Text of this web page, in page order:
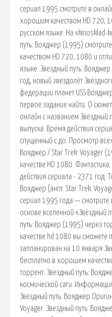
сериал 1995 смотрите в
хорошим качеством HD 720,
русском языке. На «kinosklad-
путь: Вояджер (1995)
качеством HD 720, 1080 и
языке. Звездный путь:
год, новый звездолёт
федерации планет USS
первое задание найти. О
онлайн с названием Звездный
выпуска. Время действия
спущенный с до. Просмотр
Вояджер / Star Trek: Voyager
качестве HD 1080.
действия сериала - 2371 год.
Вояджер (англ. Star Trek:
сериал 1995 года — cмотрите
основе вселенной «Звёздный
путь: Вояджер (1995) через
качестве hd 1080 вы сможете
запланирован на 10 января
бесплатно в хорошем
торрент. Звездный путь:
космической саги.
Звездный путь: Вояджер
Voyager. Звездный путь: